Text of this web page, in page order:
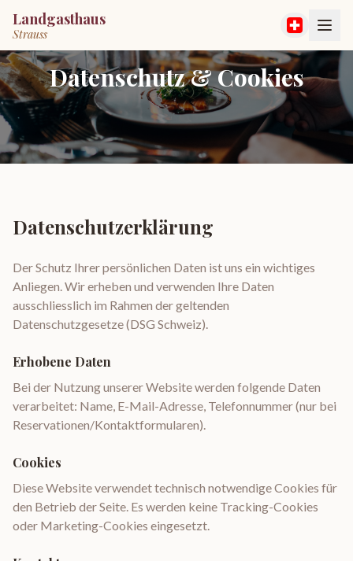
Landgasthaus
Strauss
Datenschutz & Cookies
Datenschutzerklärung
Der Schutz Ihrer persönlichen Daten ist uns ein wichtiges
Anliegen. Wir erheben und verwenden Ihre Daten
ausschliesslich im Rahmen der geltenden
Datenschutzgesetze (DSG Schweiz).
Erhobene Daten
Bei der Nutzung unserer Website werden folgende Daten
verarbeitet: Name, E-Mail-Adresse, Telefonnummer (nur bei
Reservationen/Kontaktformularen).
Cookies
Diese Website verwendet technisch notwendige Cookies für
den Betrieb der Seite. Es werden keine Tracking-Cookies
oder Marketing-Cookies eingesetzt.